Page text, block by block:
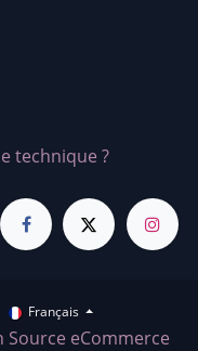
technique ?
Français
Source eCommerce